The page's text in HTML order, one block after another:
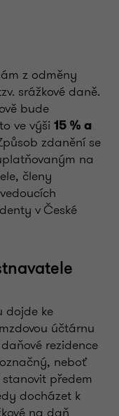
z odměny
srážkové daně.
bude
ve výši 15 % a
zdanění se
na
členy
v České
dojde ke
účtárnu
rezidence
neboť
předem
docházet k
na daň